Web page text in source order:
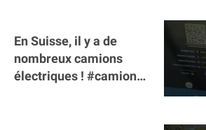
En Suisse, il y a de
nombreux camions
électriques ! #camion